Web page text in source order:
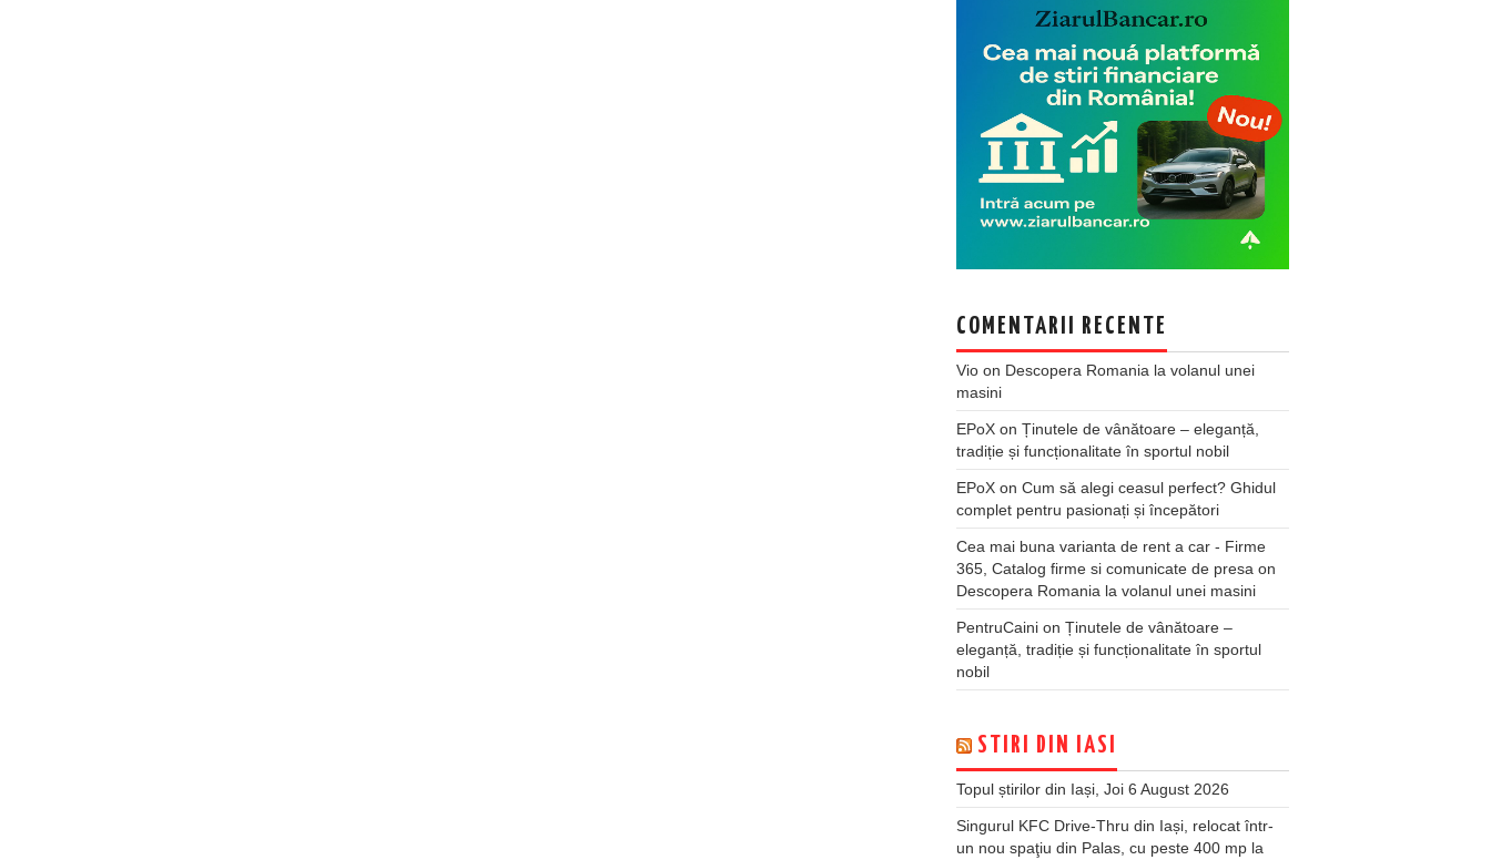
COMENTARII RECENTE
Vio on Descopera Romania la volanul unei
masini
EPoX on Ținutele de vânătoare – eleganță,
tradiție și funcționalitate în sportul nobil
EPoX on Cum să alegi ceasul perfect? Ghidul
complet pentru pasionați și începători
Cea mai buna varianta de rent a car - Firme
365, Catalog firme si comunicate de presa on
Descopera Romania la volanul unei masini
PentruCaini on Ținutele de vânătoare –
eleganță, tradiție și funcționalitate în sportul
nobil
STIRI DIN IASI
Topul știrilor din Iași, Joi 6 August 2026
Singurul KFC Drive-Thru din Iași, relocat într-
un nou spaţiu din Palas, cu peste 400 mp la